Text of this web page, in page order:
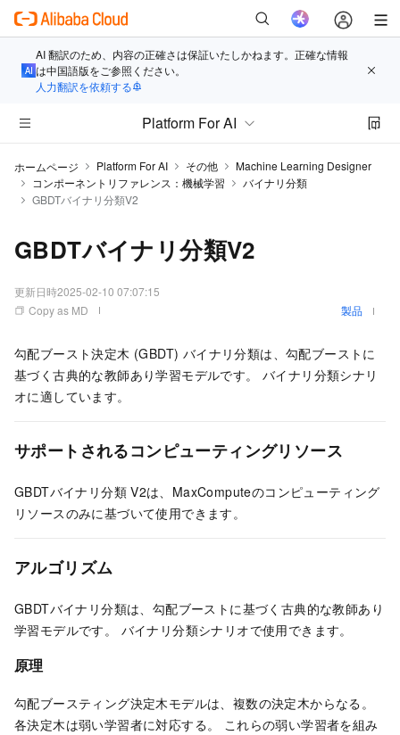
AI 翻訳のため、内容の正確さは保証いたしかねます。正確な情報
は中国語版をご参照ください。
人力翻訳を依頼する
Platform For AI
ホームページ Platform For AI その他
Machine Learning Designer
コンポーネントリファレンス：機械学習
バイナリ分類
GBDTバイナリ分類V2
GBDTバイナリ分類V2
更新日時2025-02-10 07:07:15
Copy as MD
製品
勾配ブースト決定木 (GBDT) バイナリ分類は、勾配ブーストに
基づく古典的な教師あり学習モデルです。 バイナリ分類シナリ
オに適しています。
サポートされるコンピューティングリソース
GBDTバイナリ分類 V2は、MaxComputeのコンピューティング
リソースのみに基づいて使用できます。
アルゴリズム
GBDTバイナリ分類は、勾配ブーストに基づく古典的な教師あり
学習モデルです。 バイナリ分類シナリオで使用できます。
原理
勾配ブースティング決定木モデルは、複数の決定木からなる。
各決定木は弱い学習者に対応する。 これらの弱い学習者を組み